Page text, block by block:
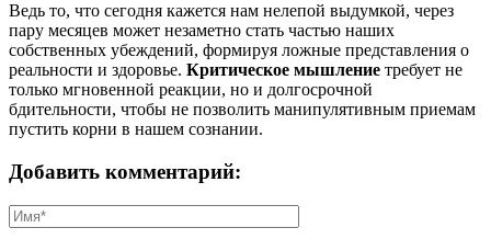
Ведь то, что сегодня кажется нам нелепой выдумкой, через
пару месяцев может незаметно стать частью наших
собственных убеждений, формируя ложные представления о
реальности и здоровье. Критическое мышление требует не
только мгновенной реакции, но и долгосрочной
бдительности, чтобы не позволить манипулятивным приемам
пустить корни в нашем сознании.
Добавить комментарий: